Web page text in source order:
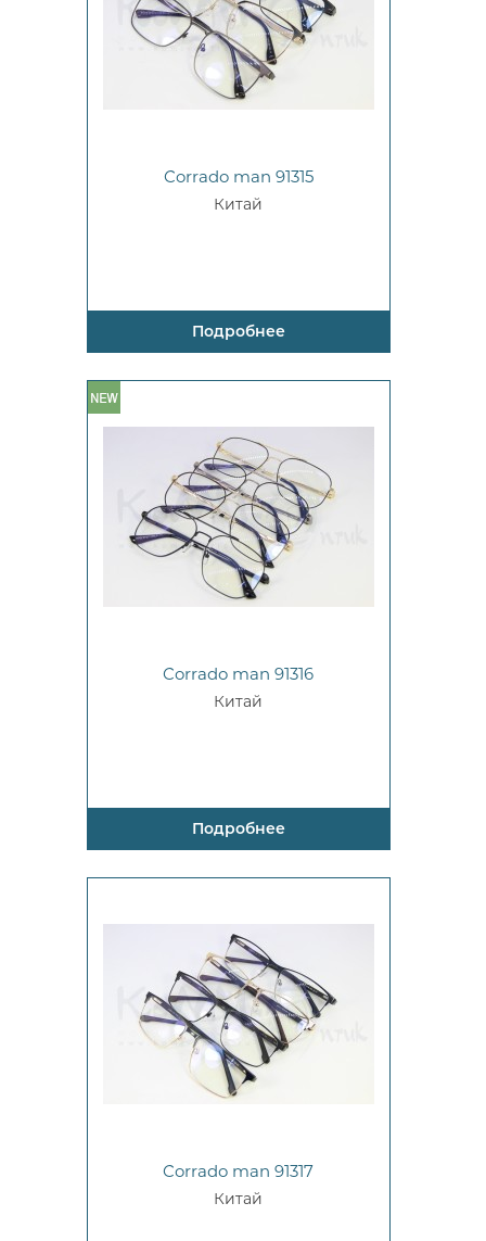
Corrado man 91315
Китай
Подробнее
Corrado man 91316
Китай
Подробнее
Corrado man 91317
Китай